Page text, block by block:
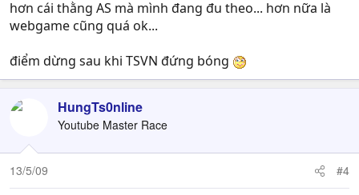
hơn cái thằng AS mà mình đang đu theo... hơn nữa là
webgame cũng quá ok...
điểm dừng sau khi TSVN đứng bóng
HungTs0nline
Youtube Master Race
13/5/09 #4